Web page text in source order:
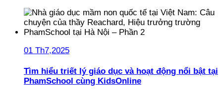
01 Th7,2025
Tìm hiểu triết lý giáo dục và hoạt động nổi bật tại
PhamSchool cùng KidsOnline